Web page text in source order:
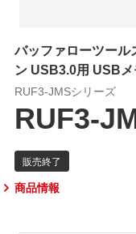
バッファローツール
ン USB3.0用 USB
RUF3-JMSシリーズ
RUF3-
商品情報